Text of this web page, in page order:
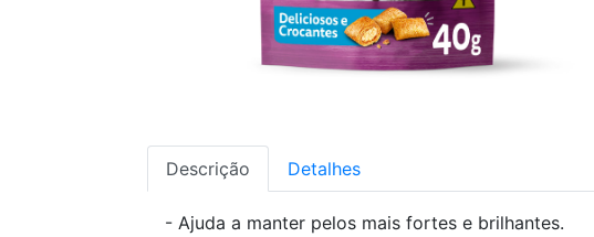
Descrição Detalhes
- Ajuda a manter pelos mais fortes e brilhantes.